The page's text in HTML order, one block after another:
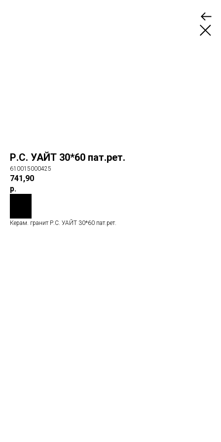
Р.С. УАЙТ 30*60 пат.рет.
610015000425
741,90
р.
Керам. гранит Р.С. УАЙТ 30*60 пат.рет.